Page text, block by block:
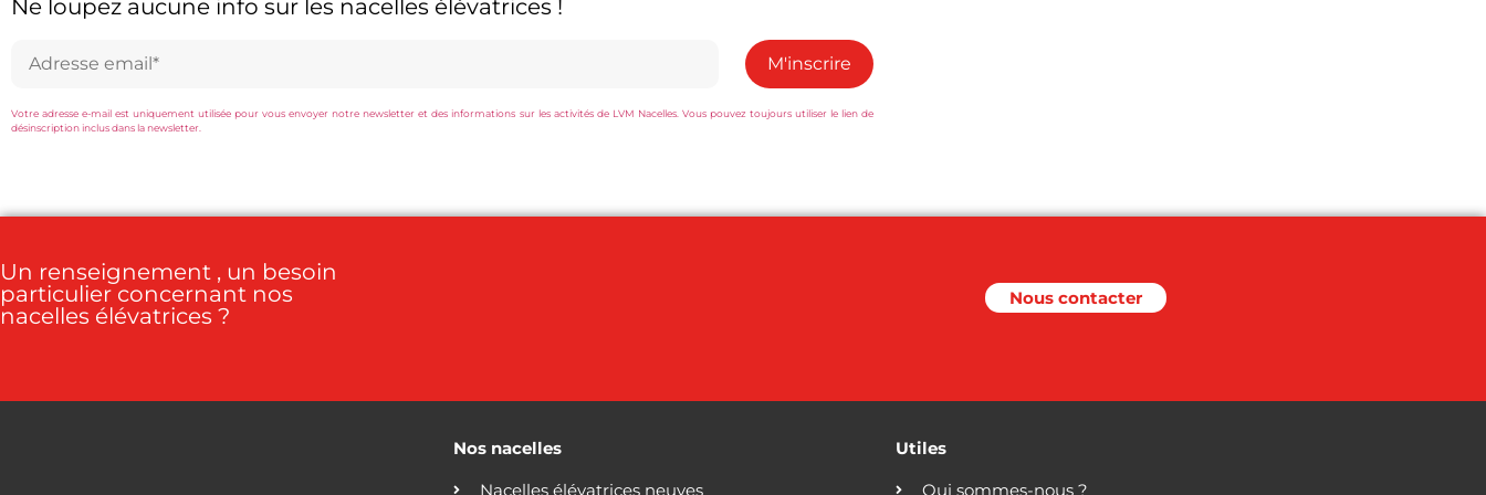
Ne loupez aucune info sur les nacelles élévatrices !
Votre adresse e-mail est uniquement utilisée pour vous envoyer notre newsletter et des informations sur les activités de LVM Nacelles. Vous pouvez toujours utiliser le lien de
désinscription inclus dans la newsletter.
Un renseignement , un besoin
particulier concernant nos
nacelles élévatrices ?
Nous contacter
Nos nacelles
Nacelles élévatrices neuves
Utiles
Qui sommes-nous ?